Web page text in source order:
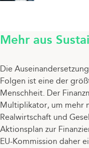
Mehr aus
Die
Folgen ist eine der
Menschheit. Der
Multiplikator, um mehr
Realwirtschaft und
Aktionsplan zur
EU-Kommission daher